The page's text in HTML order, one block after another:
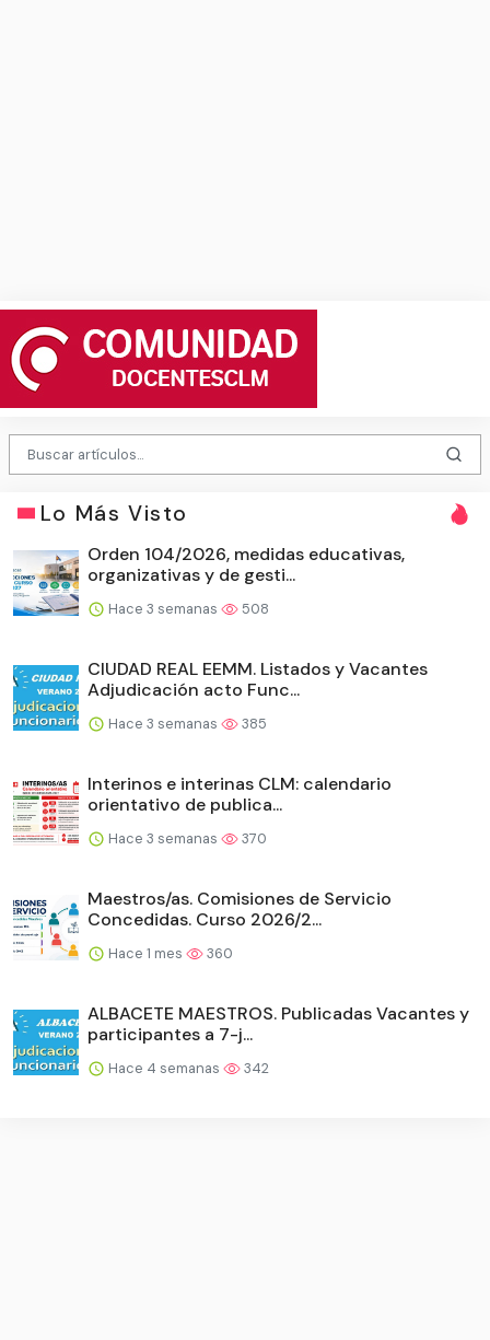
Lo Más Visto
Orden 104/2026, medidas educativas,
organizativas y de gesti...
Hace 3 semanas 508
CIUDAD REAL EEMM. Listados y Vacantes
Adjudicación acto Func...
Hace 3 semanas 385
Interinos e interinas CLM: calendario
orientativo de publica...
Hace 3 semanas 370
Maestros/as. Comisiones de Servicio
Concedidas. Curso 2026/2...
Hace 1 mes 360
ALBACETE MAESTROS. Publicadas Vacantes y
participantes a 7-j...
Hace 4 semanas 342